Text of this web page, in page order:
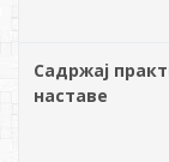
Садржај
наставе